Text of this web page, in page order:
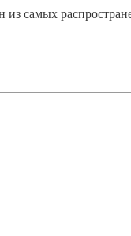
самых